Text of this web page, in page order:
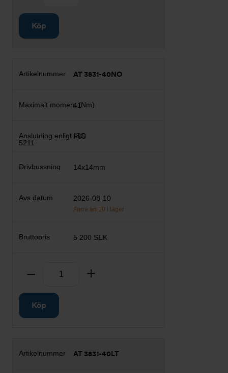
Köp
AT 3831-40NO
41
F05
14x14mm
2026-08-10
Färre än 10 i lager
5 200 SEK
Ta bort
Köp
AT 3831-40LT